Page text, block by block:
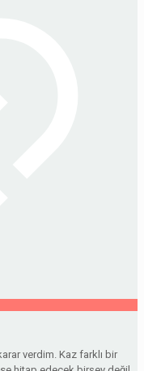
verdim. Kaz farklı bir